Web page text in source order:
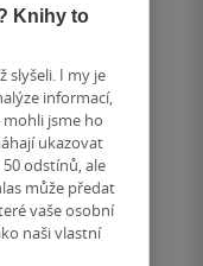
designérům a
bytového
vysvětlit...
Knihy to
slyšeli. I my je
informací,
jsme ho
ukazovat
odstínů, ale
může předat
vaše osobní
naši vlastní